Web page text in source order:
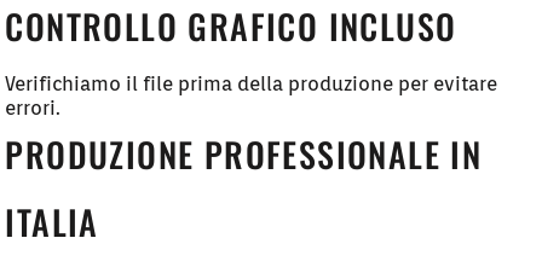
CONTROLLO GRAFICO INCLUSO
Verifichiamo il file prima della produzione per evitare
errori.
PRODUZIONE PROFESSIONALE IN
ITALIA